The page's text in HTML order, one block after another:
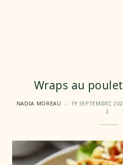
Wraps au
NADIA MOREAU 19 SEPTEMBRE